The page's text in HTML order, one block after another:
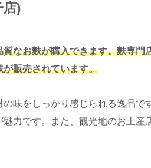
店)
なお麩が購入できます。麩専門
販売されています。
味をしっかり感じられる逸品で
力です。また、観光地のお土産